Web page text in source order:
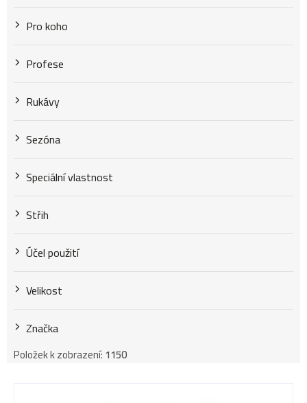
Pro koho
Profese
Rukávy
Sezóna
Speciální vlastnost
Střih
Účel použití
Velikost
Značka
Položek k zobrazení:1150